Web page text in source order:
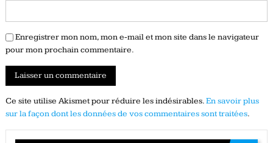
Enregistrer mon nom, mon e-mail et mon site dans le navigateur
pour mon prochain commentaire.
Ce site utilise Akismet pour réduire les indésirables.En savoir plus
sur la façon dont les données de vos commentaires sont traitées.